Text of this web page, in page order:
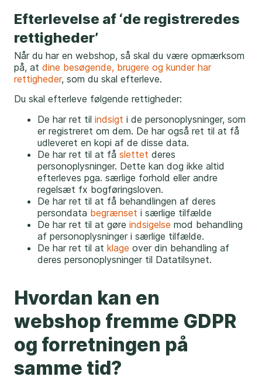
Efterlevelse af ‘de registreredes
rettigheder’
Når du har en webshop, så skal du være opmærksom
på, at dine besøgende, brugere og kunder har
rettigheder, som du skal efterleve.
Du skal efterleve følgende rettigheder:
De har ret til indsigt i de personoplysninger, som
er registreret om dem. De har også ret til at få
udleveret en kopi af de disse data.
De har ret til at få slettet deres
personoplysninger. Dette kan dog ikke altid
efterleves pga. særlige forhold eller andre
regelsæt fx bogføringsloven.
De har ret til at få behandlingen af deres
persondata begrænset i særlige tilfælde
De har ret til at gøre indsigelse mod behandling
af personoplysninger i særlige tilfælde.
De har ret til at klage over din behandling af
deres personoplysninger til Datatilsynet.
Hvordan kan en
webshop fremme GDPR
og forretningen på
samme tid?